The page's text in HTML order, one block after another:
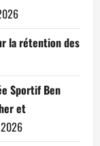
la rétention des
Sportif Ben
et